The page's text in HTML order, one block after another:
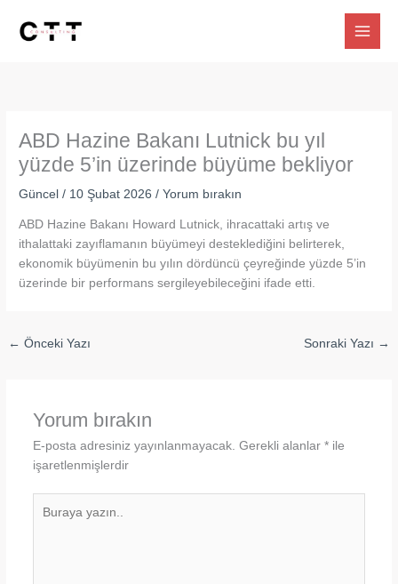
ABD Hazine Bakanı Lutnick bu yıl
yüzde 5’in üzerinde büyüme bekliyor
Güncel / 10 Şubat 2026/Yorum bırakın
ABD Hazine Bakanı Howard Lutnick, ihracattaki artış ve
ithalattaki zayıflamanın büyümeyi desteklediğini belirterek,
ekonomik büyümenin bu yılın dördüncü çeyreğinde yüzde 5’in
üzerinde bir performans sergileyebileceğini ifade etti.
← Önceki Yazı Sonraki Yazı →
Yorum bırakın
E-posta adresiniz yayınlanmayacak. Gerekli alanlar *ile
işaretlenmişlerdir